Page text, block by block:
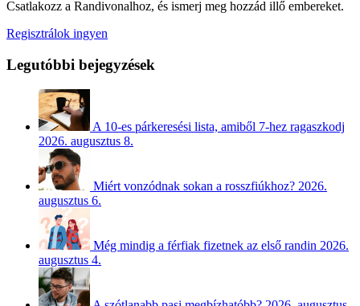
Csatlakozz a Randivonalhoz, és ismerj meg hozzád illő embereket.
Regisztrálok ingyen
Legutóbbi bejegyzések
A 10-es párkeresési lista, amiből 7-hez ragaszkodj
2026. augusztus 8.
Miért vonzódnak sokan a rosszfiúkhoz? 2026.
augusztus 6.
Még mindig a férfiak fizetnek az első randin 2026.
augusztus 4.